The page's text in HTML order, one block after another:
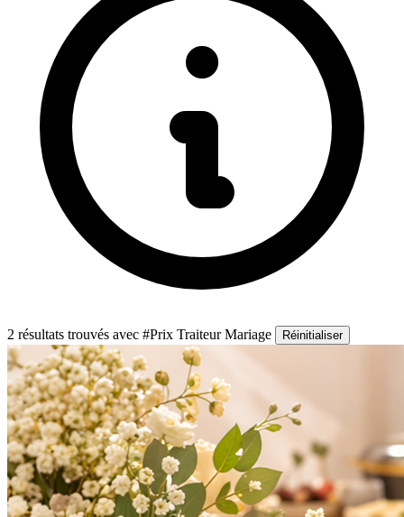
2 résultats trouvés avec #Prix Traiteur Mariage Réinitialiser